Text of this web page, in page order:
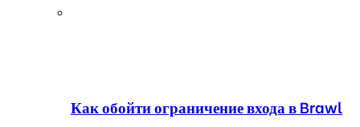
Как обойти ограничение входа в Brawl